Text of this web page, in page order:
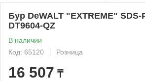
Бур DeWALT "EXTREME"
DT9604-QZ
В наличии
Код: 65120
Розница
16 507 ₸